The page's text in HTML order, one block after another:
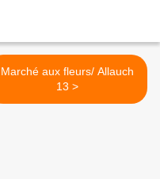
Marché aux fleurs/ Allauch
13 >